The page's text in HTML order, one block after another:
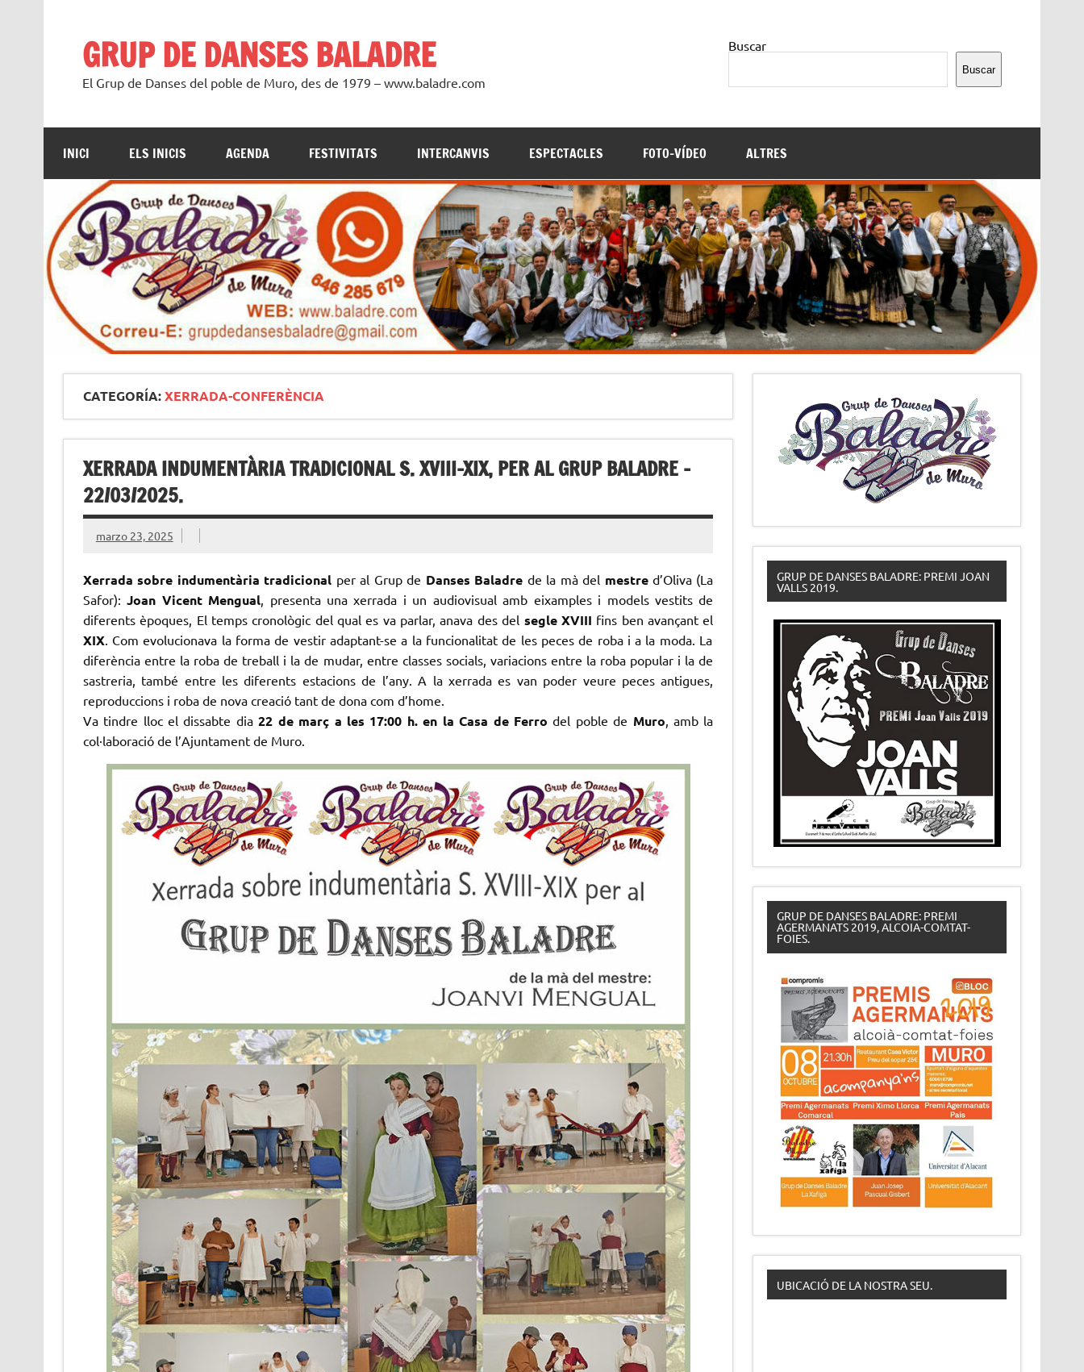
GRUP DE DANSES BALADRE
El Grup de Danses del poble de Muro, des de 1979 – www.baladre.com
Buscar
Buscar
INICI ELS INICIS AGENDA FESTIVITATS INTERCANVIS ESPECTACLES FOTO-VÍDEO ALTRES
CATEGORÍA:XERRADA-CONFERÈNCIA
XERRADA INDUMENTÀRIA TRADICIONAL S. XVIII-XIX, PER AL GRUP BALADRE –
22/03/2025.
marzo 23, 2025
Xerrada sobre indumentària tradicional per al Grup de Danses Baladre de la mà del mestred’Oliva (La
Safor):Joan Vicent Mengual, presenta una xerrada i un audiovisual amb eixamples i models vestits de
diferents èpoques, El temps cronològic del qual es va parlar, anava des del segle XVIII fins ben avançant el
XIX. Com evolucionava la forma de vestir adaptant-se a la funcionalitat de les peces de roba i a la moda. La
diferència entre la roba de treball i la de mudar, entre classes socials, variacions entre la roba popular i la de
sastreria, també entre les diferents estacions de l’any. A la xerrada es van poder veure peces antigues,
reproduccions i roba de nova creació tant de dona com d’home.
Va tindre lloc el dissabte dia22 de març a les 17:00 h. en la Casa de Ferro del poble de Muro, amb la
col·laboració de l’Ajuntament de Muro.
GRUP DE DANSES BALADRE: PREMI JOAN
VALLS 2019.
GRUP DE DANSES BALADRE: PREMI
AGERMANATS 2019, ALCOIA-COMTAT-
FOIES.
UBICACIÓ DE LA NOSTRA SEU.